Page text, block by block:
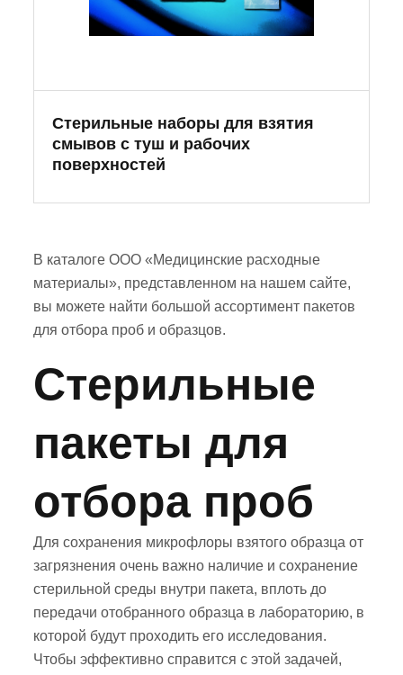
Стерильные наборы для взятия
смывов с туш и рабочих
поверхностей
В каталоге ООО «Медицинские расходные
материалы», представленном на нашем сайте,
вы можете найти большой ассортимент пакетов
для отбора проб и образцов.
Стерильные
пакеты для
отбора проб
Для сохранения микрофлоры взятого образца от
загрязнения очень важно наличие и сохранение
стерильной среды внутри пакета, вплоть до
передачи отобранного образца в лабораторию, в
которой будут проходить его исследования.
Чтобы эффективно справится с этой задачей,